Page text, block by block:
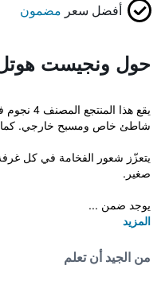
أفضل سعر مضمون
حول ونجيست
يقع هذا
شاطئ خاص ومسبح خارجي. كما
يتعزّز شعور الفخامة في كل
صغير.
يوجد ضمن ...
المزيد
من الجيد أن تعلم